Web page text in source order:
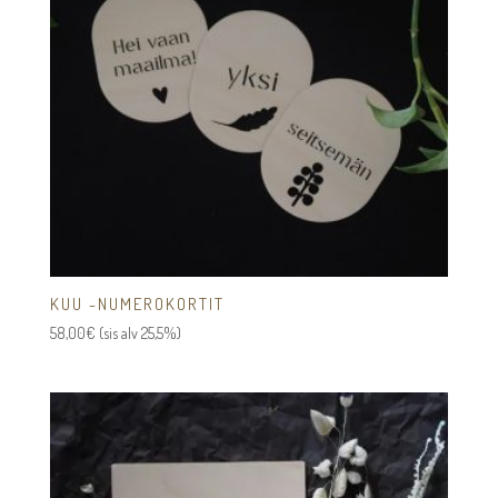
KUU -NUMEROKORTIT
58,00€ (sis alv 25,5%)